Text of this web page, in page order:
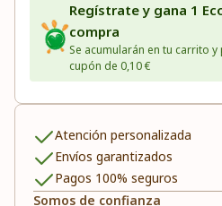
Regístrate y gana 1
compra
Se acumularán en tu carrito
cupón de 0,10 €
Atención personalizada
Envíos garantizados
Pagos 100% seguros
Somos de confianza